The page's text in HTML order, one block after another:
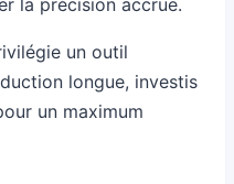
un outil
longue, investis
un maximum